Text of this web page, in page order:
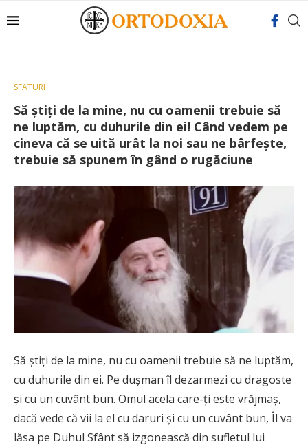
SFATURI
Să știți de la mine, nu cu oamenii trebuie să
ne luptăm, cu duhurile din ei! Când vedem pe
cineva că se uită urât la noi sau ne bârfește,
trebuie să spunem în gând o rugăciune
Să știți de la mine, nu cu oamenii trebuie să ne luptăm,
cu duhurile din ei. Pe dușman îl dezarmezi cu dragoste
și cu un cuvânt bun. Omul acela care-ți este vrăjmaș,
dacă vede că vii la el cu daruri și cu un cuvânt bun, Îl va
lăsa pe Duhul Sfânt să izgonească din sufletul lui